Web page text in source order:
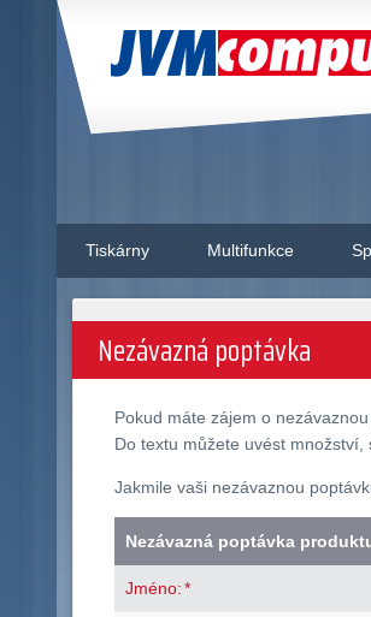
JVM
Tiskárny Multifunkce
Nezávazná poptávka
Pokud máte zájem o
Do textu můžete uvést
Jakmile vaši nezávaznou
Nezávazná poptávka
Jméno: *